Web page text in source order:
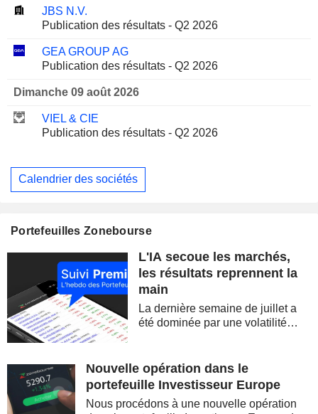
JBS N.V.
Publication des résultats - Q2 2026
GEA GROUP AG
Publication des résultats - Q2 2026
Dimanche 09 août 2026
VIEL & CIE
Publication des résultats - Q2 2026
Calendrier des sociétés
Portefeuilles Zonebourse
L'IA secoue les marchés,
les résultats reprennent la
main
La dernière semaine de juillet a
été dominée par une volatilité
semi-conducteurs. Les
inquiétudes sur la soutenabilité
Nouvelle opération dans le
portefeuille Investisseur Europe
Nous procédons à une nouvelle opération